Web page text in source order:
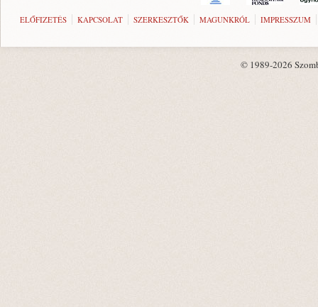
ELŐFIZETÉS KAPCSOLAT SZERKESZTŐK MAGUNKRÓL IMPRESSZUM
© 1989-2026